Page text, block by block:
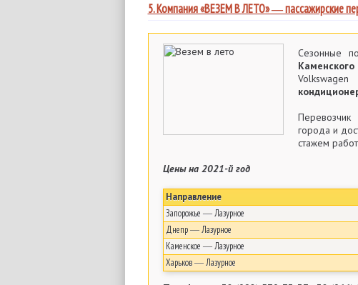
5. Компания «ВЕЗЕМ В ЛЕТО» ― пассажирские
Сезонные
города и
стажем
Цены на 2021-й год
Направление
Запорожье ― Лазурное
Днепр ― Лазурное
Каменское ― Лазурное
Харьков ― Лазурное